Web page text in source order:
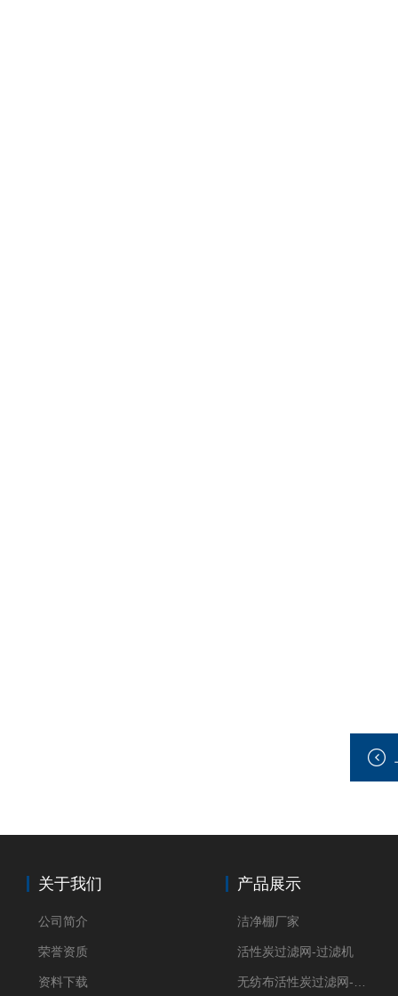
关于我们
公司简介
荣誉资质
资料下载
产品展示
洁净棚厂家
活性炭过滤网-过滤机